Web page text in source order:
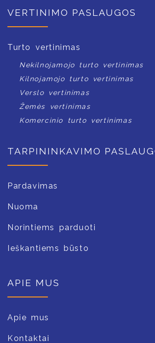
VERTINIMO PASLAUGOS
Turto vertinimas
Nekilnojamojo turto vertinimas
Kilnojamojo turto vertinimas
Verslo vertinimas
Žemės vertinimas
Komercinio turto vertinimas
TARPININKAVIMO
Pardavimas
Nuoma
Norintiems parduoti
Ieškantiems būsto
APIE MUS
Apie mus
Kontaktai